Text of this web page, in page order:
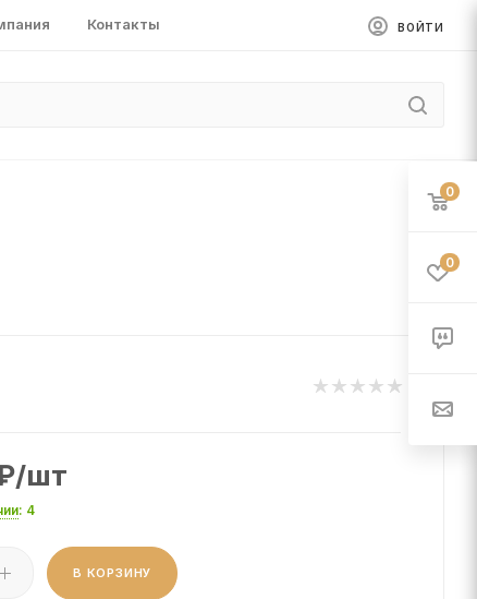
Контакты ВОЙТИ
/шт
: 4
В КОРЗИНУ
0
0